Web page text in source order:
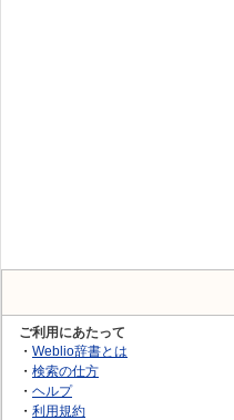
ご利用にあたって
・ Weblio辞書とは
・ 検索の仕方
・ ヘルプ
・ 利用規約